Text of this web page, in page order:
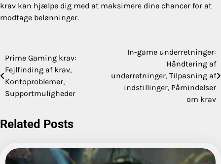
krav kan hjælpe dig med at maksimere dine chancer for at
modtage belønninger.
Post
navigation
Prime Gaming krav:
Fejlfinding af krav,
Kontoproblemer,
Supportmuligheder
In-game underretninger:
Håndtering af
underretninger, Tilpasning af
indstillinger, Påmindelser
om krav
Related Posts